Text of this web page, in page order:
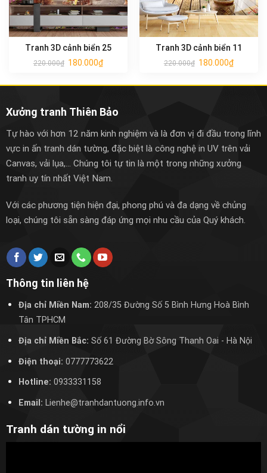
Tranh 3D cảnh biển 25
220.000₫ 180.000₫
Tranh 3D cảnh biển 11
220.000₫ 180.000₫
Xưởng tranh Thiên Bảo
Tự hào với hơn 12 năm kinh nghiệm và là đơn vị đi đầu trong lĩnh
vực in ấn tranh dán tường, đặc biệt là công nghệ in UV trên vải
Canvas, vải lụa,... Chúng tôi tự tin là một trong những xưởng
tranh uy tín nhất Việt Nam.
Với các phương tiện hiện đại, phong phú và đa dạng về chủng
loại, chúng tôi sẵn sàng đáp ứng mọi nhu cầu của Quý khách.
Thông tin liên hệ
Địa chỉ Miền Nam: 208/35 Đường Số 5 Bình Hưng Hoà Bình
Tân TPHCM
Địa chỉ Miền Bắc: Số 61 Đường Bờ Sông Thanh Oai - Hà Nội
Điện thoại: 0777773622
Hotline: 0933331158
Email: Lienhe@tranhdantuong.info.vn
Tranh dán tường in nổi